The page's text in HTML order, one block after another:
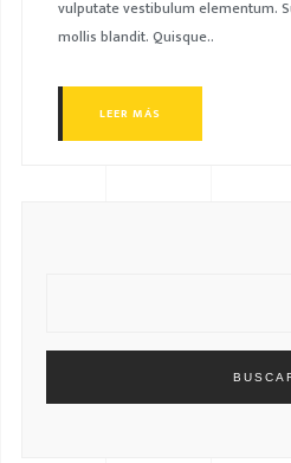
vulputate vestibulum elementum.
mollis blandit. Quisque..
LEER MÁS